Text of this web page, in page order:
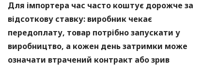
Для імпортера час часто коштує дорожче за
відсоткову ставку: виробник чекає
передоплату, товар потрібно запускати у
виробництво, а кожен день затримки може
означати втрачений контракт або зрив